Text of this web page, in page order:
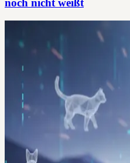
noch nicht weißt